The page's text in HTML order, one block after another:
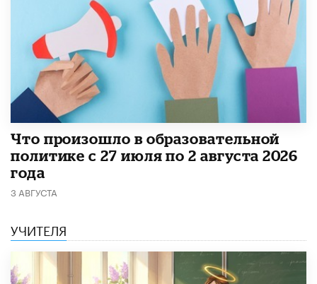
​Что произошло в образовательной
политике с 27 июля по 2 августа 2026
года
3 АВГУСТА
УЧИТЕЛЯ